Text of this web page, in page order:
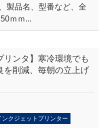
製品名、型番など、全
ｍｍ...
リンタ】寒冷環境でも
を削減、毎朝の立上げ
ンクジェットプリンター